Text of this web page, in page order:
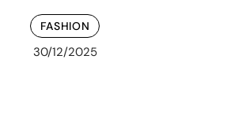
FASHION
30/12/2025